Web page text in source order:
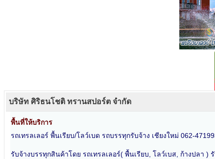
บริษัท ศิริธนโชติ ทรานสปอร์ต จำกัด
พื้นที่ให้บริการ
รถเทรลเลอร์ พื้นเรียบ/โลว์เบด รถบรรทุกรับจ้าง เชียงใหม่ 062-
รับจ้างบรรทุกสินค้าโดย รถเทรลเลอร์( พื้นเรียบ, โลว์เบส, ก้างปลา )